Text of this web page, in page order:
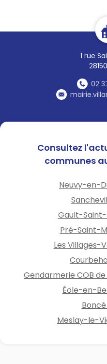
1 rue
02
vigueur
situation
distribution
respecter ces
de préserver
potable pour
L'arrêt est
notre site
Consultez
communes
Neuvy-en-
Gault-
Pré-Saint-
Les Villages-
Gendarmerie COB
Éole-en-
Meslay-le-